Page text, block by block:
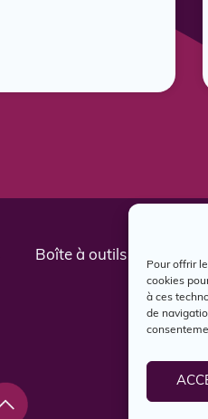
Pour offrir
cookies
à ces
de
Boîte à outils